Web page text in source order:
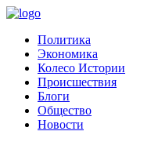
Политика
Экономика
Колесо Истории
Происшествия
Блоги
Общество
Новости